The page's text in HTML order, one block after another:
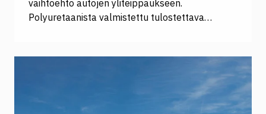
vaihtoehto autojen yliteippaukseen.
Polyuretaanista valmistettu tulostettava
liima helpottaa asennusta. Erittäin kiiltävä
valkoinen pinta. <table style="border-collapse:
collapse; width: 100%;" border="1"> <tbody>
<tr> <td style="width: 50%;"> <strong>Tekniset